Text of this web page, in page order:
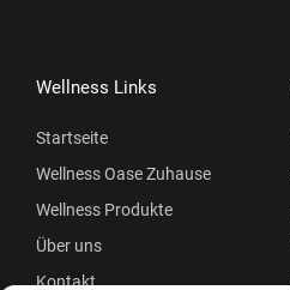
Wellness Links
Startseite
Wellness Oase Zuhause
Wellness Produkte
Über uns
Kontakt